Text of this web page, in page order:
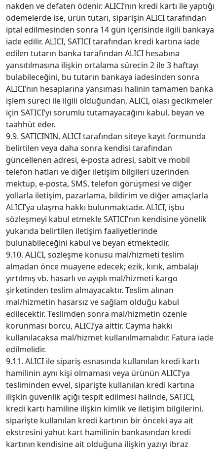
nakden ve defaten ödenir. ALICI’nın kredi kartı ile yaptığı
ödemelerde ise, ürün tutarı, siparişin ALICI tarafından
iptal edilmesinden sonra 14 gün içerisinde ilgili bankaya
iade edilir. ALICI, SATICI tarafından kredi kartına iade
edilen tutarın banka tarafından ALICI hesabına
yansıtılmasına ilişkin ortalama sürecin 2 ile 3 haftayı
bulabileceğini, bu tutarın bankaya iadesinden sonra
ALICI’nın hesaplarına yansıması halinin tamamen banka
işlem süreci ile ilgili olduğundan, ALICI, olası gecikmeler
için SATICI’yı sorumlu tutamayacağını kabul, beyan ve
taahhüt eder.
9.9. SATICININ, ALICI tarafından siteye kayıt formunda
belirtilen veya daha sonra kendisi tarafından
güncellenen adresi, e-posta adresi, sabit ve mobil
telefon hatları ve diğer iletişim bilgileri üzerinden
mektup, e-posta, SMS, telefon görüşmesi ve diğer
yollarla iletişim, pazarlama, bildirim ve diğer amaçlarla
ALICI’ya ulaşma hakkı bulunmaktadır. ALICI, işbu
sözleşmeyi kabul etmekle SATICI’nın kendisine yönelik
yukarıda belirtilen iletişim faaliyetlerinde
bulunabileceğini kabul ve beyan etmektedir.
9.10. ALICI, sözleşme konusu mal/hizmeti teslim
almadan önce muayene edecek; ezik, kırık, ambalajı
yırtılmış vb. hasarlı ve ayıplı mal/hizmeti kargo
şirketinden teslim almayacaktır. Teslim alınan
mal/hizmetin hasarsız ve sağlam olduğu kabul
edilecektir. Teslimden sonra mal/hizmetin özenle
korunması borcu, ALICI’ya aittir. Cayma hakkı
kullanılacaksa mal/hizmet kullanılmamalıdır. Fatura iade
edilmelidir.
9.11. ALICI ile sipariş esnasında kullanılan kredi kartı
hamilinin aynı kişi olmaması veya ürünün ALICI’ya
tesliminden evvel, siparişte kullanılan kredi kartına
ilişkin güvenlik açığı tespit edilmesi halinde, SATICI,
kredi kartı hamiline ilişkin kimlik ve iletişim bilgilerini,
siparişte kullanılan kredi kartının bir önceki aya ait
ekstresini yahut kart hamilinin bankasından kredi
kartının kendisine ait olduğuna ilişkin yazıyı ibraz